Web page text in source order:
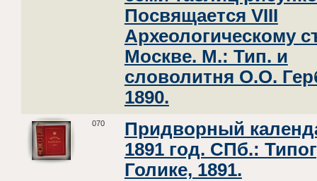
Посвящается VIII
Археологическому
Москве. М.: Тип. и
словолитня О.О.
1890.
070
Придворный
1891 год. СПб.:
Голике, 1891.